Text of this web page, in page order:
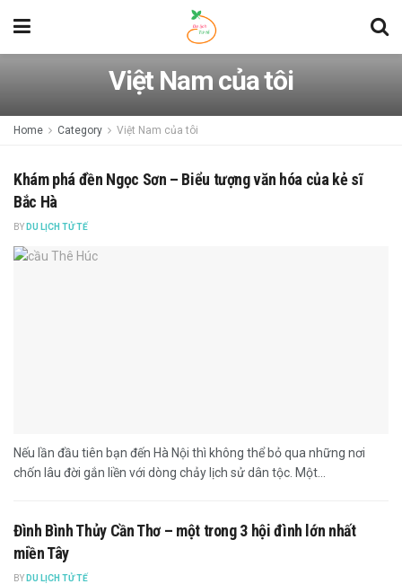
Việt Nam của tôi
Home Category Việt Nam của tôi
Khám phá đền Ngọc Sơn – Biểu tượng văn hóa của kẻ sĩ
Bắc Hà
BY DU LỊCH TỬ TẾ
Nếu lần đầu tiên bạn đến Hà Nội thì không thể bỏ qua những nơi
chốn lâu đời gắn liền với dòng chảy lịch sử dân tộc. Một...
Đình Bình Thủy Cần Thơ – một trong 3 hội đình lớn nhất
miền Tây
BY DU LỊCH TỬ TẾ